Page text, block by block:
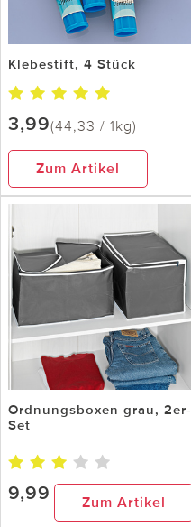
Klebestift, 4 Stück
3,99(44,33 / 1kg)
Zum Artikel
Ordnungsboxen grau, 2er-
Set
9,99 Zum Artikel